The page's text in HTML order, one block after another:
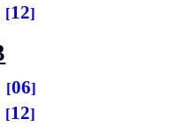
12
06
12